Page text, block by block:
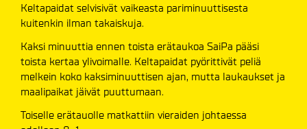
Keltapaidat selvisivät vaikeasta pariminuuttisesta
kuitenkin ilman takaiskuja.
Kaksi minuuttia ennen toista erätaukoa SaiPa pääsi
toista kertaa ylivoimalle. Keltapaidat pyörittivät peliä
melkein koko kaksiminuuttisen ajan, mutta laukaukset ja
maalipaikat jäivät puuttumaan.
Toiselle erätauolle matkattiin vieraiden johtaessa